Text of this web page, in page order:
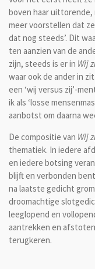
boven haar uittorende,
meer voorstellen dat
dat nog steeds’. Dit
ten aanzien van de
zijn, steeds is er in Wij
waar ook de ander in
een ‘wij versus zij’-
ik als ‘losse
aanbotst om daarna
De compositie van Wij
thematiek. In iedere
en iedere botsing
blijft en verbonden
na laatste gedicht
droomachtige
leeglopend en
aantrekken en
terugkeren.